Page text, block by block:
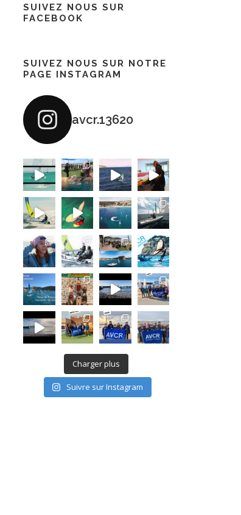
SUIVEZ NOUS SUR
FACEBOOK
SUIVEZ NOUS SUR NOTRE
PAGE INSTAGRAM
avcr.13620
Charger plus
Suivre sur Instagram